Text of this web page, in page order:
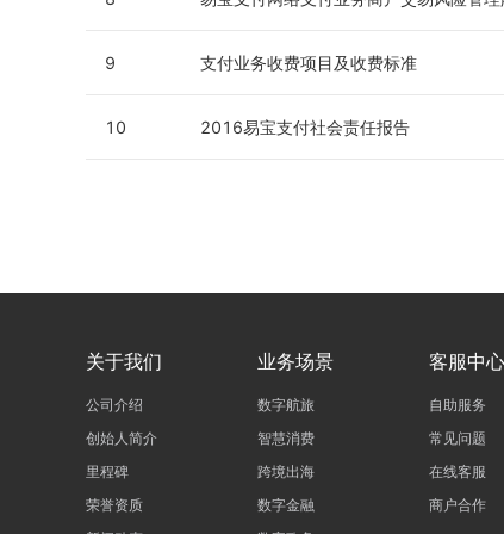
9 支付业务收费项目及收费标准
10 2016易宝支付社会责任报告
关于我们
公司介绍
创始人简介
里程碑
荣誉资质
业务场景
数字航旅
智慧消费
跨境出海
数字金融
客服中心
自助服务
常见问题
在线客服
商户合作